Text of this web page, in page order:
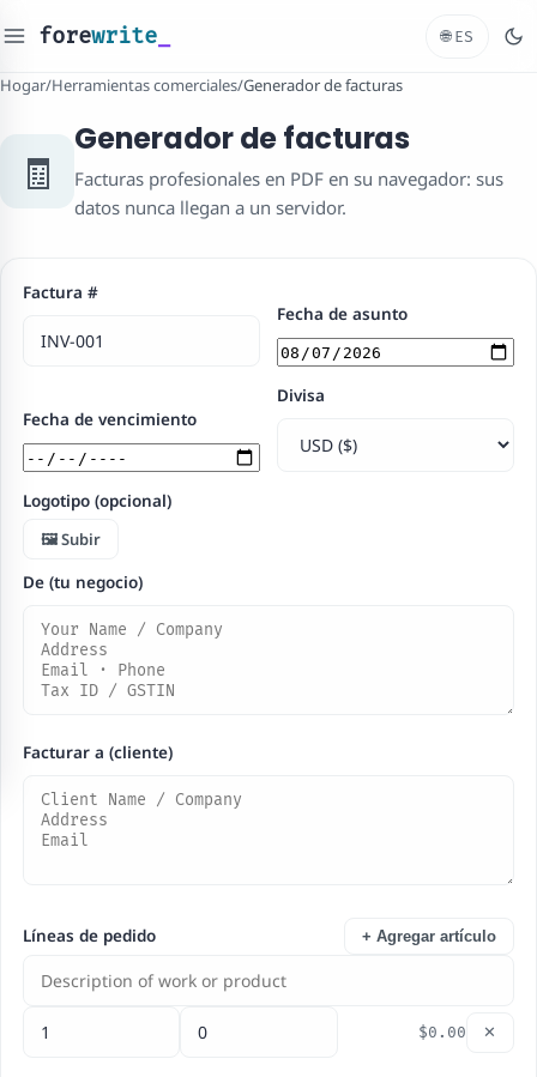
forewrite 🌐 ES
Hogar/Herramientas comerciales/Generador de facturas
🧾
Generador de facturas
Facturas profesionales en PDF en su navegador: sus
datos nunca llegan a un servidor.
Factura #
Fecha de asunto
Fecha de vencimiento
Divisa
Logotipo (opcional)
🖼️ Subir
De (tu negocio)
Facturar a (cliente)
Líneas de pedido + Agregar artículo
$0.00 ✕